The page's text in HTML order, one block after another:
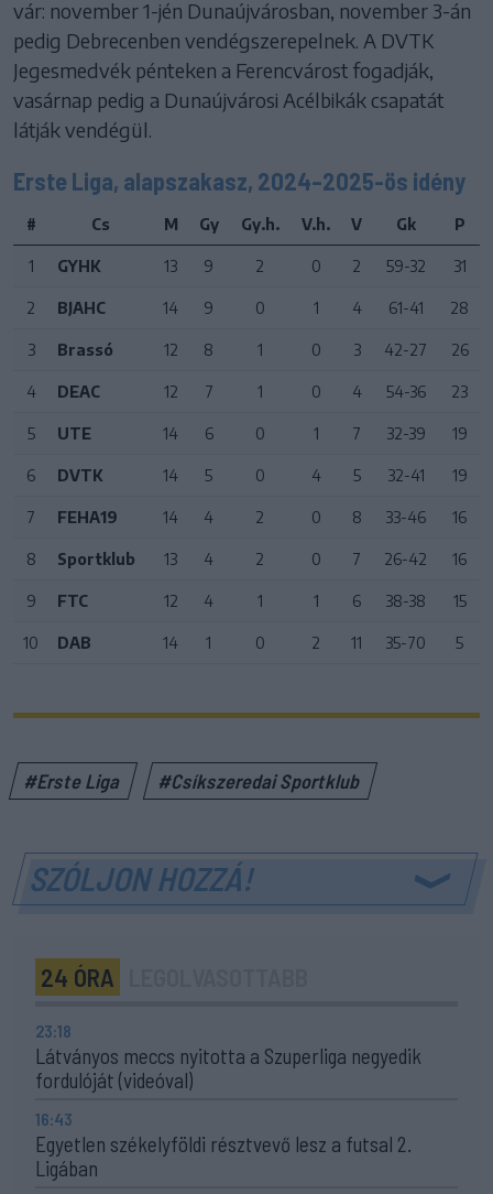
vár: november 1-jén Dunaújvárosban, november 3-án
pedig Debrecenben vendégszerepelnek. A DVTK
Jegesmedvék pénteken a Ferencvárost fogadják,
vasárnap pedig a Dunaújvárosi Acélbikák csapatát
látják vendégül.
Erste Liga, alapszakasz, 2024–2025-ös idény
# Cs M Gy Gy.h. V.h. V Gk P
1 GYHK 13 9 2 0 2 59-32 31
2 BJAHC 14 9 0 1 4 61-41 28
3 Brassó 12 8 1 0 3 42-27 26
4 DEAC 12 7 1 0 4 54-36 23
5 UTE 14 6 0 1 7 32-39 19
6 DVTK 14 5 0 4 5 32-41 19
7 FEHA19 14 4 2 0 8 33-46 16
8 Sportklub 13 4 2 0 7 26-42 16
9 FTC 12 4 1 1 6 38-38 15
10 DAB 14 1 0 2 11 35-70 5
#Erste Liga #Csíkszeredai Sportklub
SZÓLJON HOZZÁ!
24 ÓRA
23:18
Látványos meccs nyitotta a Szuperliga negyedik
fordulóját (videóval)
16:43
Egyetlen székelyföldi résztvevő lesz a futsal 2.
Ligában